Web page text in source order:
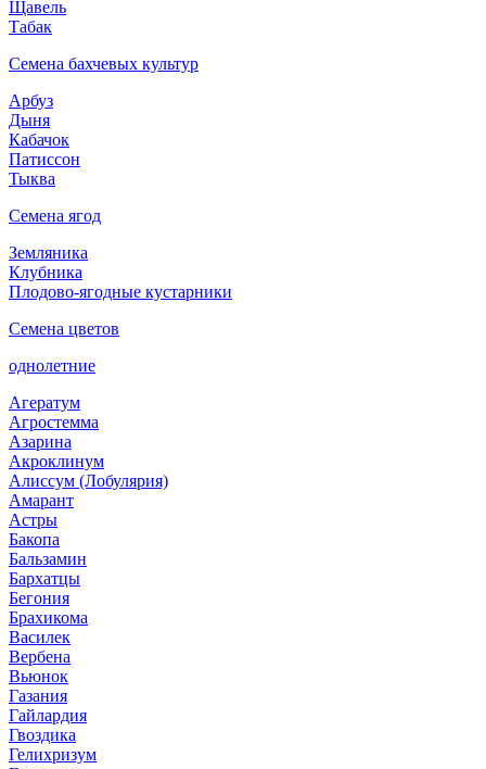
Щавель
Табак
Семена бахчевых культур
Арбуз
Дыня
Кабачок
Патиссон
Тыква
Семена ягод
Земляника
Клубника
Плодово-ягодные кустарники
Семена цветов
однолетние
Агератум
Агростемма
Азарина
Акроклинум
Алиссум (Лобулярия)
Амарант
Астры
Бакопа
Бальзамин
Бархатцы
Бегония
Брахикома
Василек
Вербена
Вьюнок
Газания
Гайлардия
Гвоздика
Гелихризум